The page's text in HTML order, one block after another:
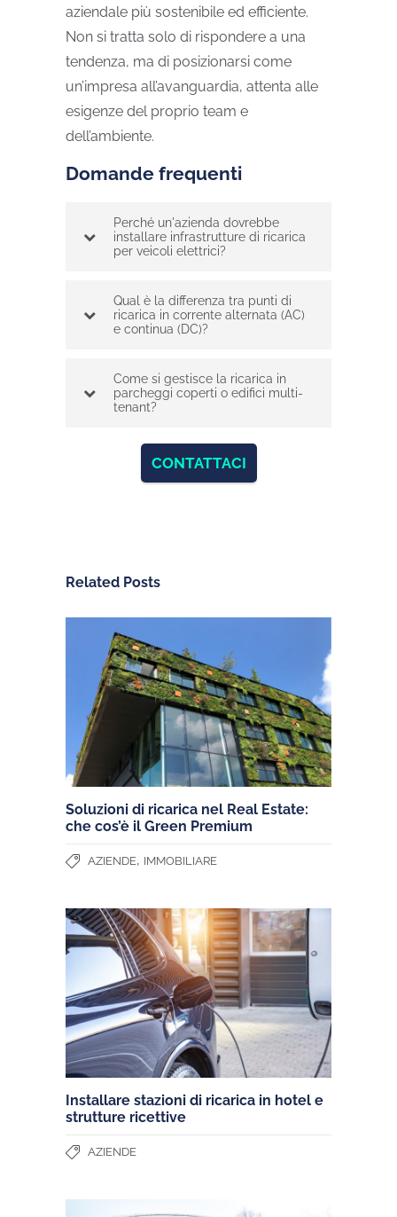
aziendale più sostenibile ed efficiente.
Non si tratta solo di rispondere a una
tendenza, ma di posizionarsi come
un’impresa all’avanguardia, attenta alle
esigenze del proprio team e
dell’ambiente.
Domande frequenti
Perché un'azienda dovrebbe
installare infrastrutture di ricarica
per veicoli elettrici?
Qual è la differenza tra punti di
ricarica in corrente alternata (AC)
e continua (DC)?
Come si gestisce la ricarica in
parcheggi coperti o edifici multi-
tenant?
CONTATTACI
Related Posts
Soluzioni di ricarica nel Real Estate:
che cos’è il Green Premium
AZIENDE, IMMOBILIARE
Installare stazioni di ricarica in hotel e
strutture ricettive
AZIENDE